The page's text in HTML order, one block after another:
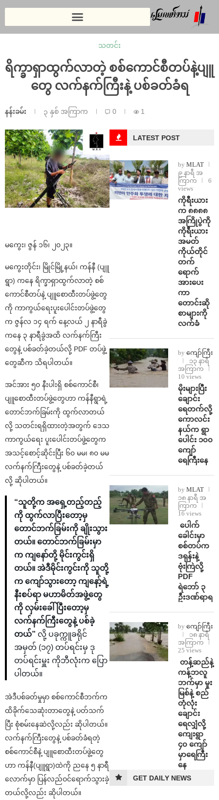
သတင်း
ရိက္ခာရှာထွက်လာတဲ့ စစ်ကောင်စီတပ်နဲ့ပျူ
တွေ လက်နက်ကြီးနဲ့ ပစ်ခတ်ခံရ
နန်းခမ်း ၃ နှစ် အကြာက 0 1
မကွေး၊ ဇွန် ၁၆၊ ၂၀၂၃။
မကွေးတိုင်း၊ မြိုင်မြို့နယ်၊ ကန်နီ (ပျူ
ရွာ) ကနေ ရိက္ခာရှာထွက်လာတဲ့ စစ်
ကောင်စီတပ်နဲ့ ပျူစောထီးတပ်ဖွဲ့တွေ
ကို ကာကွယ်ရေးပူးပေါင်းတပ်ဖွဲ့တွေ
က ဇွန်လ ၁၄ ရက် နေ့လယ် ၂ နာရီခွဲ
ကနေ ၃ နာရီခွဲအထိ လက်နက်ကြီး
တွေနဲ့ ပစ်ခတ်ခဲ့တယ်လို့ PDF တပ်ဖွဲ့
တွေဆီက သိရပါတယ်။
အင်အား ၅၀ နီးပါးရှိ စစ်ကောင်စီ၊
ပျူစောထီးတပ်ဖွဲ့တွေဟာ ကန်နီရွာရဲ့
တောင်ဘက်ခြမ်းကို ထွက်လာတယ်
လို့ သတင်းရရှိထားတဲ့အတွက် ဒေသ
ကာကွယ်ရေး ပူးပေါင်းတပ်ဖွဲ့တွေက
အသင့်စောင့်ဆိုင်းပြီး ၆၀ မမ၊ ၈၀ မမ
လက်နက်ကြီးတွေနဲ့ ပစ်ခတ်ခဲ့တယ်
လို့ ဆိုပါတယ်။
“သူတို့က အရှေ့တည့်တည့်
ကို ထွက်လာပြီးတော့မှ
တောင်ဘက်ခြမ်းကို ချိုးသွား
တယ်။ တောင်ဘက်ခြမ်းမှာ
က ကျနော်တို့ မိုင်းကွင်းရှိ
တယ်။ အဲဒီမိုင်းကွင်းကို သူတို့
က ကျော်သွားတော့ ကျနော့်ရဲ့
နီးစပ်ရာ မဟာမိတ်အဖွဲ့တွေ
ကို လှမ်းခေါ်ပြီးတော့မှ
လက်နက်ကြီးတွေနဲ့ ပစ်ခဲ့
တယ်” လို့ ပခုက္ကူခရိုင်
အမှတ် (၁၇) တပ်ရင်းမှ ဒု
တပ်ရင်းမှူး ကိုဘီလုံးက ပြော
ပါတယ်။
အဲဒီပစ်ခတ်မှုမှာ စစ်ကောင်စီဘက်က
ထိခိုက်သေဆုံးတာတွေနဲ့ ပတ်သက်
ပြီး စုံစမ်းနေဆဲလို့လည်း ဆိုပါတယ်။
လက်နက်ကြီးတွေနဲ့ ပစ်ခတ်ခံရတဲ့
စစ်ကောင်စီနဲ့ ပျူစောထီးတပ်ဖွဲ့တွေ
ဟာ ကန်နီ(ပျူရွာ)ထဲကို ညနေ ၅ နာရီ
လောက်မှာ ပြန်လည်ဝင်ရောက်သွားခဲ့
တယ်လို့လည်း ဆိုပါတယ်။
LATEST POST
by MLAT
၉ နာရီ အ
ကြာက
6
views
ကိုရီးယား
က ၈၈၈၈
အကြိုပွဲကို
ကိုရီးယား
အမတ်
ကိုယ်တိုင်
တက်
ရောက်
အားပေး
ကာ
တောင်းဆို
စာများကို
လက်ခံ
by ကျော်ကြီး
၁၃ နာရီ
အကြာက
10 views
⁨မိုးများပြီး
ချောင်း
ရေတက်လို့
ကောလင်း
နယ်က ရွာ
ပေါင်း ၁၀၀
ကျော်
ရေကြီးနေ
by MLAT
၁၈ နာရီ အ
ကြာက
16 views
⁩ ⁨ပေါက်
ခေါင်းမှာ
စစ်တပ်က
ဒရုန်းနဲ့
ဗုံးကြဲလို့
PDF
ရဲဘော် ၃
ဦးဒဏ်ရာရ
by ကျော်ကြီး
၁၈ နာရီ
အကြာက
25 views
⁩ ⁨တန့်ဆည်နဲ့
ကန့်ဘလူ
ဘက်မှာ မူး
မြစ်နဲ့ စည်
တုံလုံး
ချောင်း
ရေလျှံလို့
ကျေးရွာ
၄၀ ကျော်
မှာရေကြီး
နေ
GET DAILY NEWS